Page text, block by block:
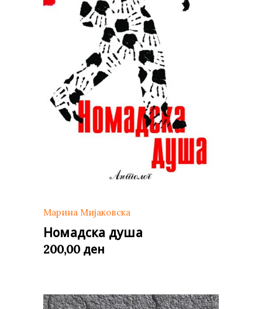
Марина Мијаковска
Номадска душа
200,00 ден